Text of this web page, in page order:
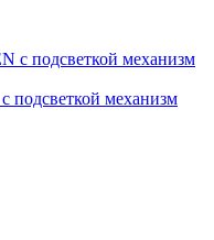
механизм